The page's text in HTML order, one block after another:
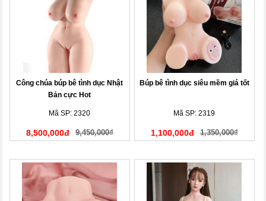
Công chúa búp bê tình dục Nhật
Bản cực Hot
Mã SP: 2320
8,500,000đ 9,450,000₫
Búp bê tình dục siêu mềm giá tốt
Mã SP: 2319
1,100,000đ 1,350,000₫